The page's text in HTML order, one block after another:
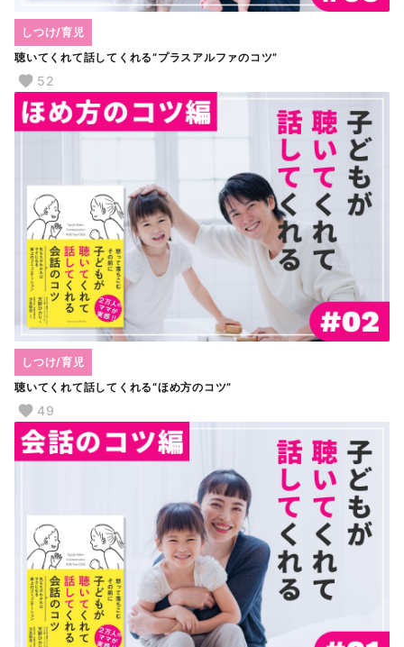
聴いてくれて話してくれる“プラスアルファのコツ”
しつけ/育児
52
聴いてくれて話してくれる“ほめ方のコツ”
しつけ/育児
49